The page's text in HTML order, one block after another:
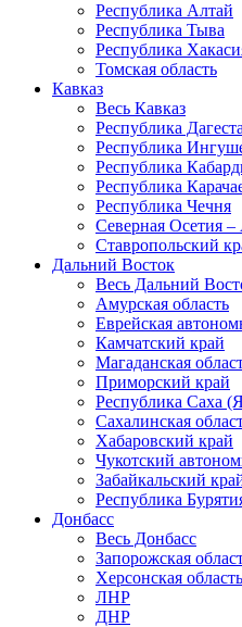
Республика Алтай
Республика Тыва
Республика
Томская область
Кавказ
Весь Кавказ
Республика
Республика
Республика
Республика
Республика Чечня
Северная Осетия
Ставропольский
Дальний Восток
Весь Дальний
Амурская область
Еврейская
Камчатский край
Магаданская
Приморский край
Республика Саха
Сахалинская
Хабаровский край
Чукотский
Забайкальский
Республика
Донбасс
Весь Донбасс
Запорожская
Херсонская область
ЛНР
ДНР